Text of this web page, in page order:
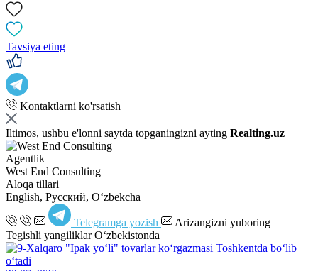
Tavsiya eting
Kontaktlarni ko'rsatish
Iltimos, ushbu e'lonni saytda topganingizni ayting Realting.uz
Agentlik
West End Consulting
Aloqa tillari
English, Русский, Oʻzbekcha
Telegramga yozish
Arizangizni yuboring
Tegishli yangiliklar O‘zbekistonda